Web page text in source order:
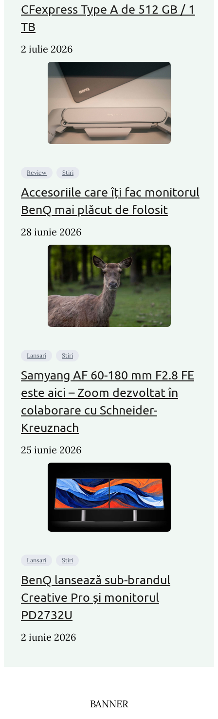
CFexpress Type A de 512 GB / 1
TB
2 iulie 2026
Review Stiri
Accesoriile care îți fac monitorul
BenQ mai plăcut de folosit
28 iunie 2026
Lansari Stiri
Samyang AF 60-180 mm F2.8 FE
este aici – Zoom dezvoltat în
colaborare cu Schneider-
Kreuznach
25 iunie 2026
Lansari Stiri
BenQ lansează sub-brandul
Creative Pro și monitorul
PD2732U
2 iunie 2026
BANNER